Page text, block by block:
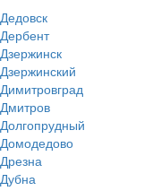
Дедовск
Дербент
Дзержинск
Дзержинский
Димитровград
Дмитров
Долгопрудный
Домодедово
Дрезна
Дубна